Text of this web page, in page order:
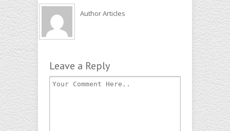
Author Articles
Leave a Reply